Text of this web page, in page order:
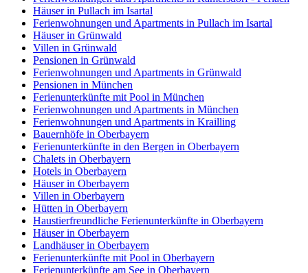
Häuser in Pullach im Isartal
Ferienwohnungen und Apartments in Pullach im Isartal
Häuser in Grünwald
Villen in Grünwald
Pensionen in Grünwald
Ferienwohnungen und Apartments in Grünwald
Pensionen in München
Ferienunterkünfte mit Pool in München
Ferienwohnungen und Apartments in München
Ferienwohnungen und Apartments in Krailling
Bauernhöfe in Oberbayern
Ferienunterkünfte in den Bergen in Oberbayern
Chalets in Oberbayern
Hotels in Oberbayern
Häuser in Oberbayern
Villen in Oberbayern
Hütten in Oberbayern
Haustierfreundliche Ferienunterkünfte in Oberbayern
Häuser in Oberbayern
Landhäuser in Oberbayern
Ferienunterkünfte mit Pool in Oberbayern
Ferienunterkünfte am See in Oberbayern